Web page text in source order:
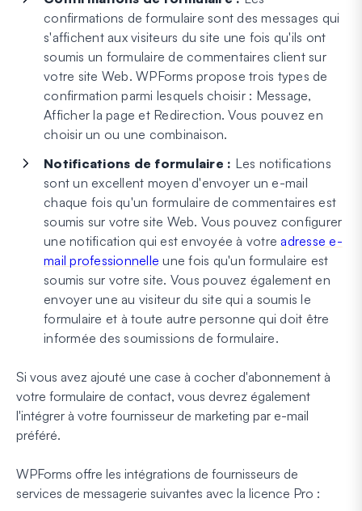
confirmations de formulaire sont des messages qui
s'affichent aux visiteurs du site une fois qu'ils ont
soumis un formulaire de commentaires client sur
votre site Web. WPForms propose trois types de
confirmation parmi lesquels choisir : Message,
Afficher la page et Redirection. Vous pouvez en
choisir un ou une combinaison.
Notifications de formulaire : Les notifications
sont un excellent moyen d'envoyer un e-mail
chaque fois qu'un formulaire de commentaires est
soumis sur votre site Web. Vous pouvez configurer
une notification qui est envoyée à votreadresse e-
mail professionnelle une fois qu'un formulaire est
soumis sur votre site. Vous pouvez également en
envoyer une au visiteur du site qui a soumis le
formulaire et à toute autre personne qui doit être
informée des soumissions de formulaire.
Si vous avez ajouté une case à cocher d'abonnement à
votre formulaire de contact, vous devrez également
l'intégrer à votre fournisseur de marketing par e-mail
préféré.
WPForms offre les intégrations de fournisseurs de
services de messagerie suivantes avec la licence Pro :